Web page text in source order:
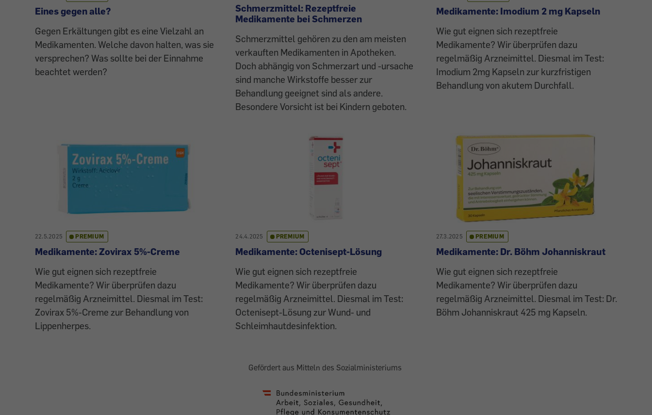
Eines gegen alle?
Gegen Erkältungen gibt es eine Vielzahl an
Medikamenten. Welche davon halten, was sie
versprechen? Was sollte bei der Einnahme
beachtet werden?
Schmerzmittel: Rezeptfreie
Medikamente bei Schmerzen
Schmerzmittel gehören zu den am meisten
verkauften Medikamenten in Apotheken.
Doch abhängig von Schmerzart und -ursache
sind manche Wirkstoffe besser zur
Behandlung geeignet sind als andere.
Besondere Vorsicht ist bei Kindern geboten.
Medikamente: Imodium 2 mg Kapseln
Wie gut eignen sich rezeptfreie
Medikamente? Wir überprüfen dazu
regelmäßig Arzneimittel. Diesmal im Test:
Imodium 2mg Kapseln zur kurzfristigen
Behandlung von akutem Durchfall.
22.5.2025 PREMIUM
Medikamente: Zovirax 5%-Creme
Wie gut eignen sich rezeptfreie
Medikamente? Wir überprüfen dazu
regelmäßig Arzneimittel. Diesmal im Test:
Zovirax 5%-Creme zur Behandlung von
Lippenherpes.
24.4.2025 PREMIUM
Medikamente: Octenisept-Lösung
Wie gut eignen sich rezeptfreie
Medikamente? Wir überprüfen dazu
regelmäßig Arzneimittel. Diesmal im Test:
Octenisept-Lösung zur Wund- und
Schleimhautdesinfektion.
27.3.2025 PREMIUM
Medikamente: Dr. Böhm Johanniskraut
Wie gut eignen sich rezeptfreie
Medikamente? Wir überprüfen dazu
regelmäßig Arzneimittel. Diesmal im Test: Dr.
Böhm Johanniskraut 425 mg Kapseln.
Gefördert aus Mitteln des Sozialministeriums